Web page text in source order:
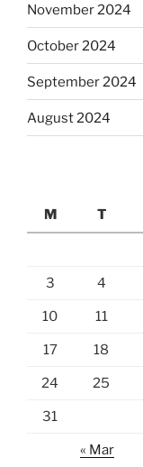
November 2024
October 2024
September 2024
August 2024
M
T
3 4
10 11
17 18
24 25
31
« Mar